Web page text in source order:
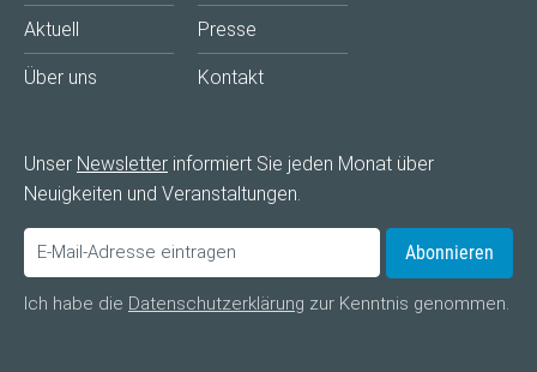
Aktuell
Über uns
Presse
Kontakt
Unser Newsletter informiert Sie jeden Monat über
Neuigkeiten und Veranstaltungen.
Abonnieren
Ich habe die Datenschutzerklärung zur Kenntnis genommen.